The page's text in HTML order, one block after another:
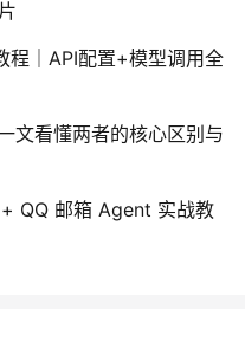
｜API配置+模型调用全
文看懂两者的核心区别与
QQ 邮箱 Agent 实战教